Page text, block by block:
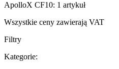
ApolloX CF10: 1 artykuł
Wszystkie ceny zawierają VAT
Filtry
Kategorie: